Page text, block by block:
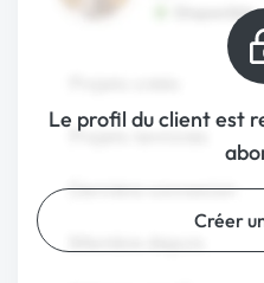
Le profil du client est
Créer